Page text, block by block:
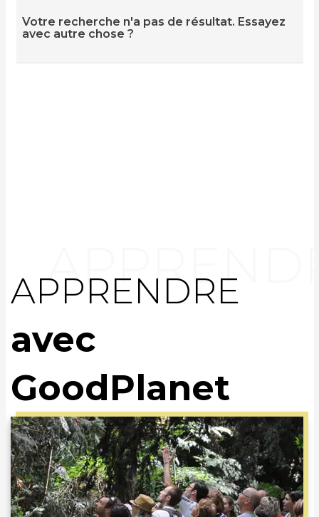
Votre recherche n'a pas de résultat. Essayez
avec autre chose ?
APPRENDRE
avec
GoodPlanet